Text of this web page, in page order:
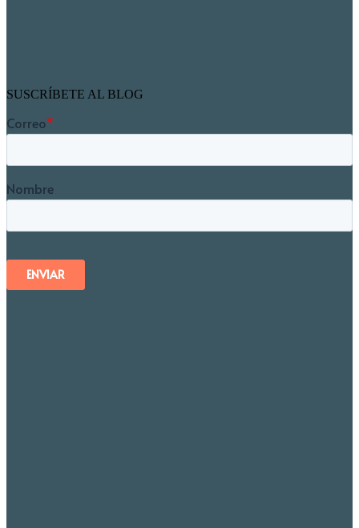
SUSCRÍBETE AL BLOG